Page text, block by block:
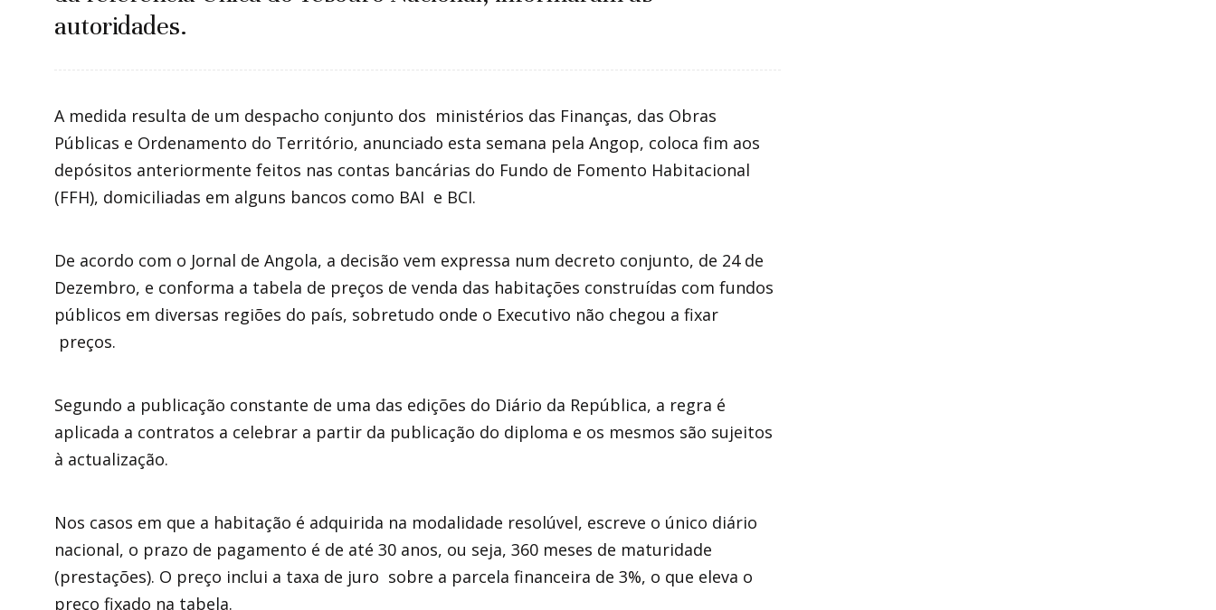
autoridades.
A medida resulta de um despacho conjunto dos ministérios das Finanças, das Obras
Públicas e Ordenamento do Território, anunciado esta semana pela Angop, coloca fim aos
depósitos anteriormente feitos nas contas bancárias do Fundo de Fomento Habitacional
(FFH), domiciliadas em alguns bancos como BAI e BCI.
De acordo com o Jornal de Angola, a decisão vem expressa num decreto conjunto, de 24 de
Dezembro, e conforma a tabela de preços de venda das habitações construídas com fundos
públicos em diversas regiões do país, sobretudo onde o Executivo não chegou a fixar
preços.
Segundo a publicação constante de uma das edições do Diário da República, a regra é
aplicada a contratos a celebrar a partir da publicação do diploma e os mesmos são sujeitos
à actualização.
Nos casos em que a habitação é adquirida na modalidade resolúvel, escreve o único diário
nacional, o prazo de pagamento é de até 30 anos, ou seja, 360 meses de maturidade
(prestações). O preço inclui a taxa de juro sobre a parcela financeira de 3%, o que eleva o
preço fixado na tabela.